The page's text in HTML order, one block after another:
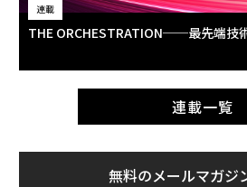
連載
THE ORCHESTRATION──最先端技
連載一覧
無料のメールマガジ